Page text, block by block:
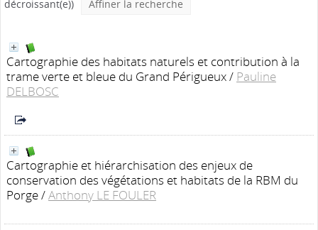
décroissant(e))
Affiner la recherche
Cartographie des habitats naturels et contribution à la
trame verte et bleue du Grand Périgueux/ Pauline
DELBOSC
Cartographie et hiérarchisation des enjeux de
conservation des végétations et habitats de la RBM du
Porge/Anthony LE FOULER